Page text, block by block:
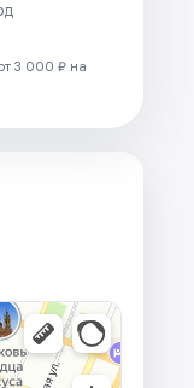
3 000 ₽ на